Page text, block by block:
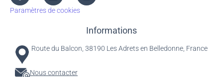
Paramètres de cookies
Informations
Route du Balcon, 38190 Les Adrets en Belledonne, France
Nous contacter